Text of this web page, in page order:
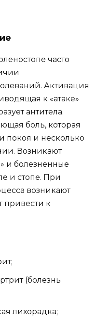
часто
Активация
к «атаке»
антитела.
боль, которая
покоя и несколько
Возникают
и болезненные
и стопе. При
возникают
привести к
(болезнь
лихорадка;